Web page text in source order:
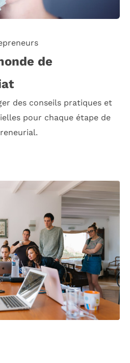
de
des conseils pratiques et
pour chaque étape de